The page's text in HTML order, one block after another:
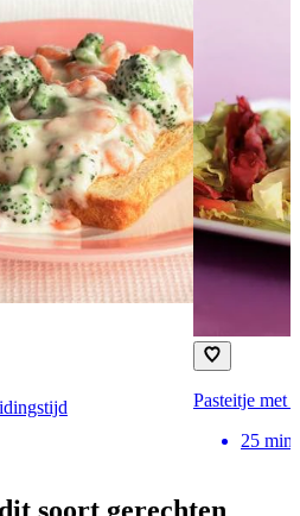
Pasteitje met
25 min